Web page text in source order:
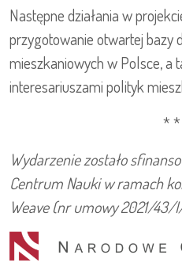
Następne działania w
przygotowanie otwartej bazy
mieszkaniowych w Polsce, a
interesariuszami polityk
*
Wydarzenie zostało
Centrum Nauki w ramach
Weave (nr umowy 2021/43/